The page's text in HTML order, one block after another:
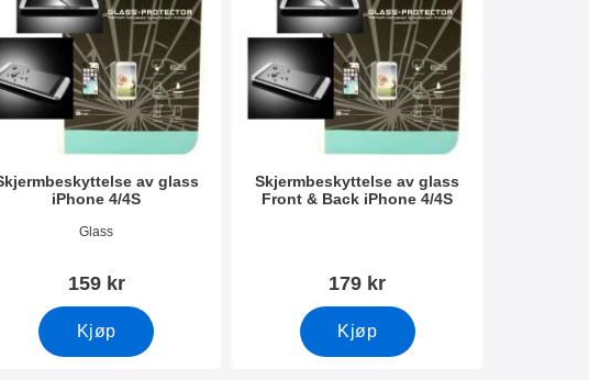
av glass
iPhone 4/4S
8331
Glass
159 kr
Kjøp
Skjermbeskyttelse av glass
Front & Back iPhone 4/4S
179 kr
Kjøp